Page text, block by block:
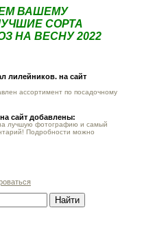
ВАШЕМУ
СОРТА
НА ВЕСНУ 2022
лилейников. на сайт
ассортимент по посадочному
сайт добавлены:
лучшую фотографию и самый
Подробности можно